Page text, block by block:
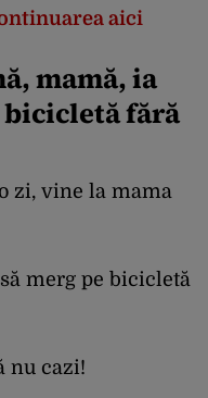
aici
mamă, ia
bicicletă fără
zi, vine la mama
merg pe bicicletă
nu cazi!